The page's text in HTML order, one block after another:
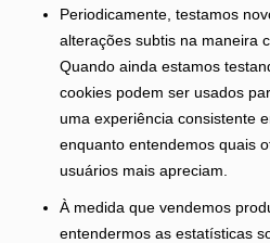
Periodicamente, testamos
alterações subtis na maneira
Quando ainda estamos
cookies podem ser usados
uma experiência consistente
enquanto entendemos quais
usuários mais apreciam.
À medida que vendemos
entendermos as estatísticas